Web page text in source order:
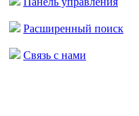
Расширенный поиск
Связь с нами